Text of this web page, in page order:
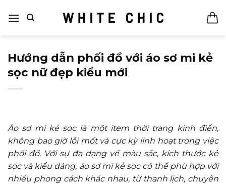
qua
Hướng dẫn phối đồ với áo sơ mi kẻ
sọc nữ đẹp kiểu mới
Áo sơ mi kẻ sọc là một item thời trang kinh điển,
không bao giờ lỗi mốt và cực kỳ linh hoạt trong việc
phối đồ. Với sự đa dạng về màu sắc, kích thước kẻ
sọc và kiểu dáng, áo sơ mi kẻ sọc có thể phù hợp với
nhiều phong cách khác nhau, từ thanh lịch, chuyên